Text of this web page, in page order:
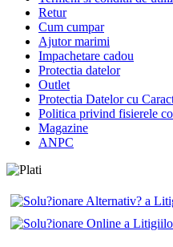
Retur
Cum cumpar
Ajutor marimi
Impachetare cadou
Protectia datelor
Outlet
Protectia Datelor cu
Politica privind fisierele
Magazine
ANPC